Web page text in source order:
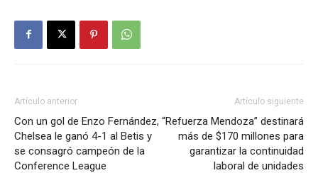
Artículo anterior
Con un gol de Enzo Fernández,
Chelsea le ganó 4-1 al Betis y
se consagró campeón de la
Conference League
Artículo siguiente
“Refuerza Mendoza” destinará
más de $170 millones para
garantizar la continuidad
laboral de unidades